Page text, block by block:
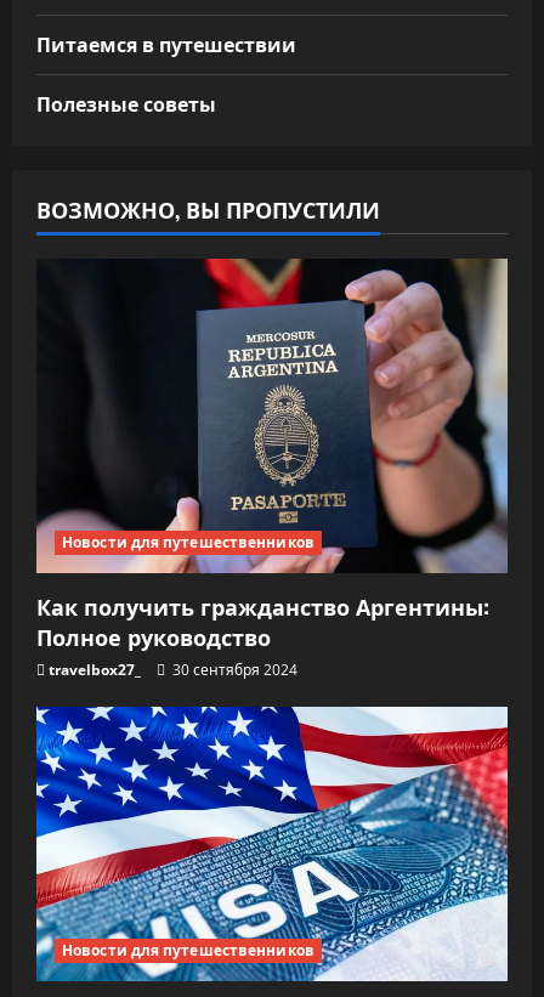
Питаемся в путешествии
Полезные советы
ВОЗМОЖНО, ВЫ ПРОПУСТИЛИ
Новости для путешественников
Как получить гражданство Аргентины:
Полное руководство
travelbox27_ 30 сентября 2024
Новости для путешественников